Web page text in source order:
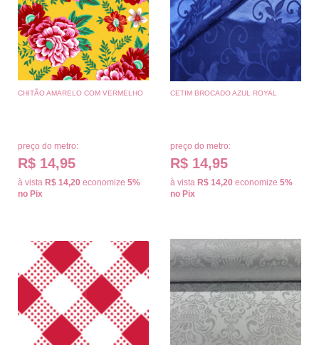
CHITÃO AMARELO COM VERMELHO
preço do metro:
R$ 14,95
à vista R$ 14,20 economize 5%
no Pix
CETIM BROCADO AZUL ROYAL
preço do metro:
R$ 14,95
à vista R$ 14,20 economize 5%
no Pix